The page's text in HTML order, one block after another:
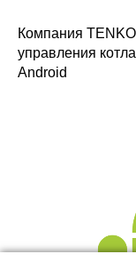
Компания
управления
Android